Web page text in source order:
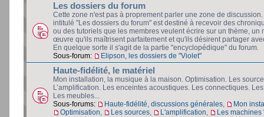
Les dossiers du forum
Cette zone n'est pas à proprement parler une zone de
intitulé "Les dossiers du forum" est destiné à recevoir des
ou des tutoriels que les membres veulent écrire sur un thème, un
œuvre qu'ils maîtrisent parfaitement et qu'ils désirent partager
En quelque sorte il s'agit de la partie "encyclopédique" du forum.
Sous-forum:
Elipson, les dossiers de "Violet"
Haute-fidélité, le matériel
Mon installation, la musique à la maison. Optimisation. Les
L’amplification. Les enceintes acoustiques. Les connectiques.
Les meubles...
Sous-forums:
Haute-fidélité, discussions générales
Mon
Optimisation
Les sources L'amplification
Les machines